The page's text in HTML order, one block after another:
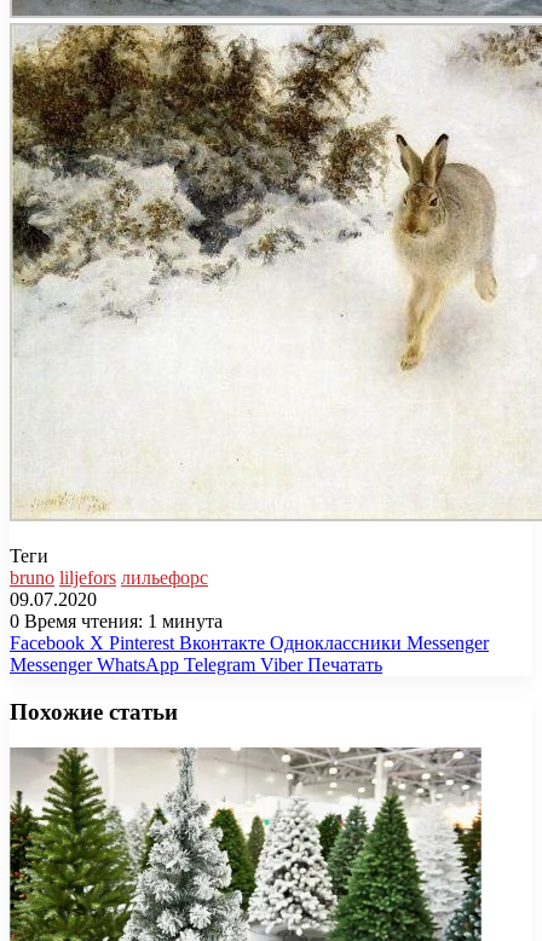
Теги
bruno liljefors лильефорс
09.07.2020
0 Время чтения: 1 минута
Facebook X Pinterest Вконтакте Одноклассники Messenger
Messenger WhatsApp Telegram Viber Печатать
Похожие статьи